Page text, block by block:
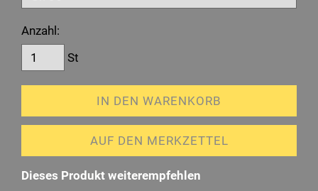
Anzahl:
St
IN DEN WARENKORB
AUF DEN MERKZETTEL
Dieses Produkt weiterempfehlen